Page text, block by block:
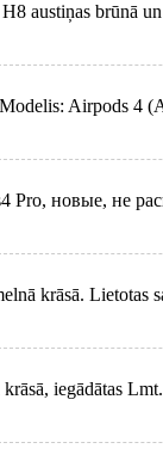
austiņas brūnā
Airpods 4
новые, не
krāsā. Lietotas
iegādātas